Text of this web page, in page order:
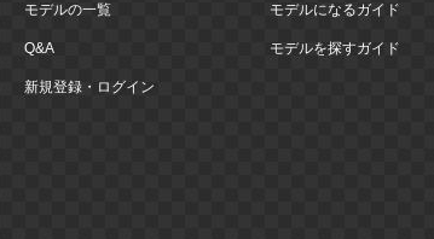
モデルの一覧
Q&A
新規登録・ログイン
モデルになるガイド
モデルを探すガイド